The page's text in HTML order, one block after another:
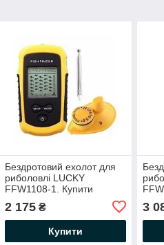
Бездротовий ехолот для
риболовлі LUCKY
FFW1108-1. Купити
риболовлі з човна і
риболовлі з берега
2 175₴
Купити
3